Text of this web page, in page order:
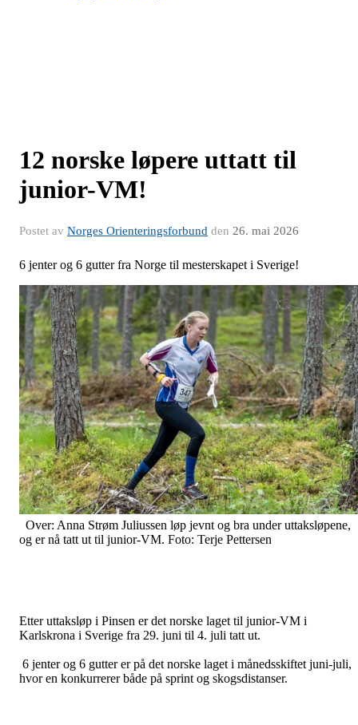
12 norske løpere uttatt til
junior-VM!
Postet av Norges Orienteringsforbund den 26. mai 2026
6 jenter og 6 gutter fra Norge til mesterskapet i Sverige!
Over: Anna Strøm Juliussen løp jevnt og bra under uttaksløpene,
og er nå tatt ut til junior-VM. Foto: Terje Pettersen
Etter uttaksløp i Pinsen er det norske laget til junior-VM i
Karlskrona i Sverige fra 29. juni til 4. juli tatt ut.
6 jenter og 6 gutter er på det norske laget i månedsskiftet juni-juli,
hvor en konkurrerer både på sprint og skogsdistanser.